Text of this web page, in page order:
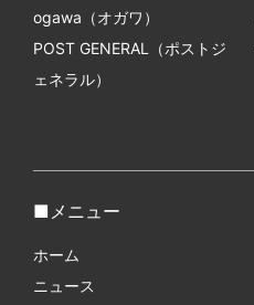
ogawa（オガワ）
POST GENERAL（ポストジ
ェネラル）
メニュー
ホーム
ニュース